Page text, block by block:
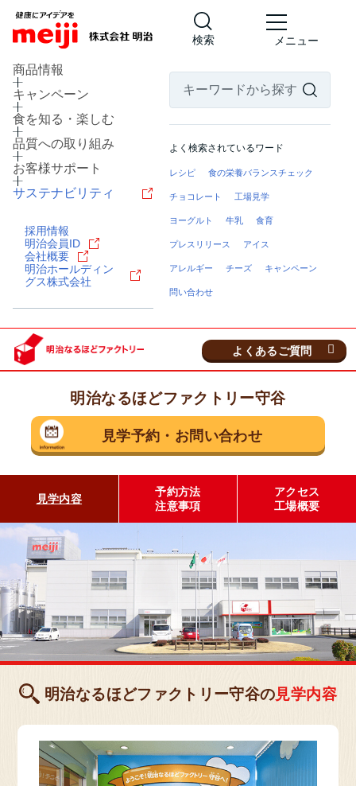
検索 メニュー
商品情報
キャンペーン
食を知る・楽しむ
品質への取り組み
お客様サポート
サステナビリティ
採用情報
明治会員ID
会社概要
明治ホールディン
グス株式会社
よく検索されているワード
レシピ 食の栄養バランスチェック
チョコレート 工場見学
ヨーグルト 牛乳 食育
プレスリリース アイス
アレルギー チーズ キャンペーン
問い合わせ
見学予約 ・ お問い合わせ
よくあるご質問
明治なるほどファクトリー
見学予約・お問い合わせ
茨城県 守谷市
乳製品の工場
明治なるほどファクトリー
守谷
見学予約・お問い合わせ
お菓子の工場
明治なるほどファクトリー
坂戸
見学予約・お問い合わせ
静岡県 藤枝市
明治なるほどファクトリー守谷
見学内容
予約方法
注意事項
アクセス
工場概要
明治なるほどファクトリー守谷の見学内容